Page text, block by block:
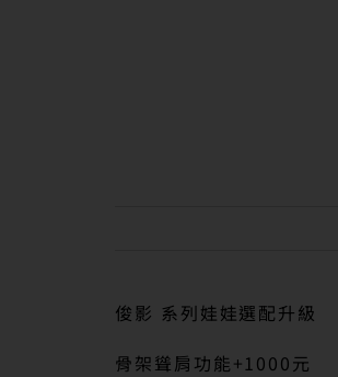
俊影 系列娃娃選配升級
骨架聳肩功能+1000元